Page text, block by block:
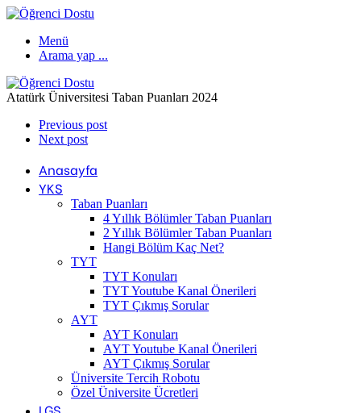
Menü
Arama yap ...
Atatürk Üniversitesi Taban Puanları 2024
Previous post
Next post
Anasayfa
YKS
Taban Puanları
4 Yıllık Bölümler Taban Puanları
2 Yıllık Bölümler Taban Puanları
Hangi Bölüm Kaç Net?
TYT
TYT Konuları
TYT Youtube Kanal Önerileri
TYT Çıkmış Sorular
AYT
AYT Konuları
AYT Youtube Kanal Önerileri
AYT Çıkmış Sorular
Üniversite Tercih Robotu
Özel Üniversite Ücretleri